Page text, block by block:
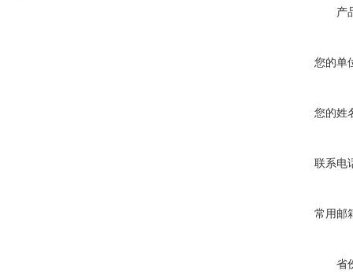
产
您的单
您的姓
联系电
常用邮
省